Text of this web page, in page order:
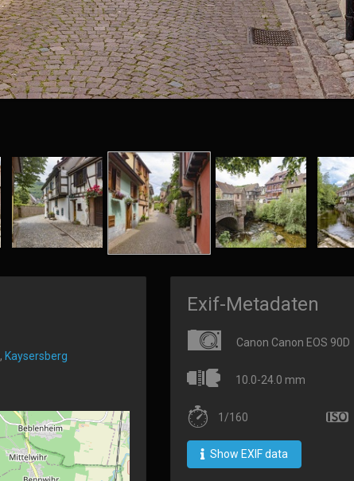
, Kaysersberg
Exif-Metadaten
Canon Canon EOS 90D
10.0-24.0 mm
1/160
Show EXIF data